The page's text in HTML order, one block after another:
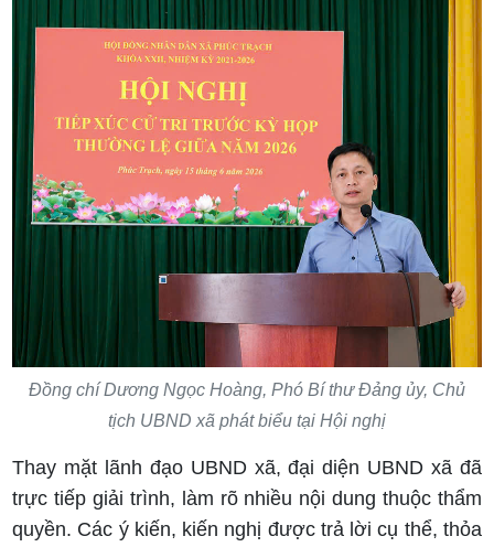
Đồng chí Dương Ngọc Hoàng, Phó Bí thư Đảng ủy, Chủ
tịch UBND xã phát biểu tại Hội nghị
Thay mặt lãnh đạo UBND xã, đại diện UBND xã đã
trực tiếp giải trình, làm rõ nhiều nội dung thuộc thẩm
quyền. Các ý kiến, kiến nghị được trả lời cụ thể, thỏa